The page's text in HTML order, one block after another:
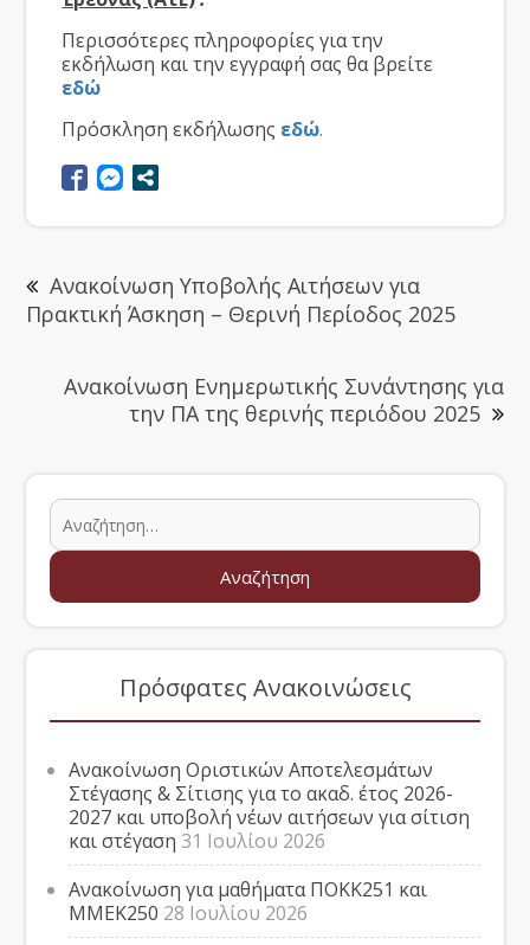
Περισσότερες πληροφορίες για την
εκδήλωση και την εγγραφή σας θα βρείτε
εδώ
Πρόσκληση εκδήλωσης εδώ.
Ανακοίνωση Υποβολής Αιτήσεων για
Πρακτική Άσκηση – Θερινή Περίοδος 2025
Ανακοίνωση Ενημερωτικής Συνάντησης για
την ΠΑ της θερινής περιόδου 2025
Πρόσφατες Ανακοινώσεις
Ανακοίνωση Οριστικών Αποτελεσμάτων
Στέγασης & Σίτισης για το ακαδ. έτος 2026-
2027 και υποβολή νέων αιτήσεων για σίτιση
και στέγαση 31 Ιουλίου 2026
Ανακοίνωση για μαθήματα ΠΟΚΚ251 και
ΜΜΕΚ250 28 Ιουλίου 2026